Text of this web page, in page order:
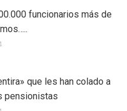
funcionarios más de
que les han colado a
pensionistas